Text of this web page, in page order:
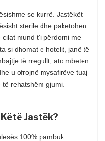
se kurrë. Jastëkët
sterile dhe paketohen
cilat mund t'i përdorni me
si dhomat e hotelit, janë të
të rregullt, ato mbeten
u ofrojnë mysafirëve tuaj
rehatshëm gjumi.
Jastëk?
100% pambuk